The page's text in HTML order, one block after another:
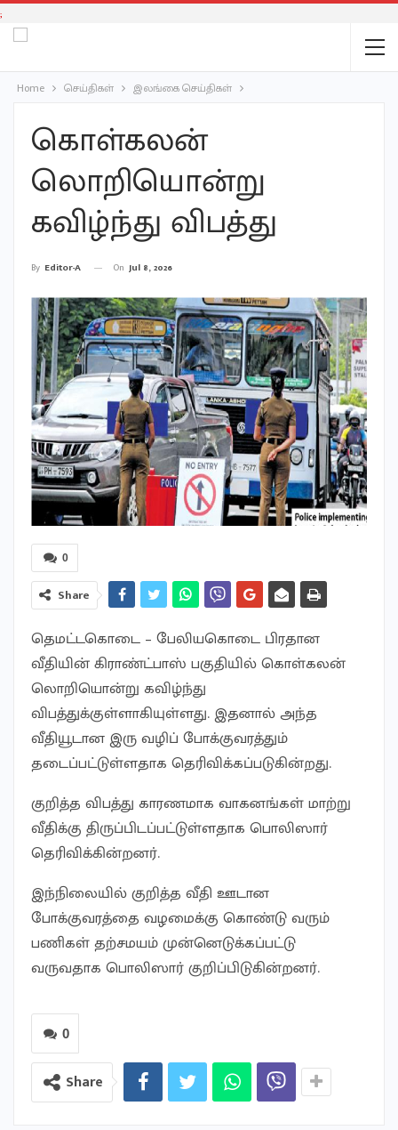
;
Home செய்திகள் இலங்கை செய்திகள்
கொள்கலன்
லொறியொன்று
கவிழ்ந்து விபத்து
By Editor-A On Jul 8, 2026
0
Share
தெமட்டகொடை – பேலியகொடை பிரதான
வீதியின் கிராண்ட்பாஸ் பகுதியில் கொள்கலன்
லொறியொன்று கவிழ்ந்து
விபத்துக்குள்ளாகியுள்ளது. இதனால் அந்த
வீதியூடான இரு வழிப் போக்குவரத்தும்
தடைப்பட்டுள்ளதாக தெரிவிக்கப்படுகின்றது.
குறித்த விபத்து காரணமாக வாகனங்கள் மாற்று
வீதிக்கு திருப்பிடப்பட்டுள்ளதாக பொலிஸார்
தெரிவிக்கின்றனர்.
இந்நிலையில் குறித்த வீதி ஊடான
போக்குவரத்தை வழமைக்கு கொண்டு வரும்
பணிகள் தற்சமயம் முன்னெடுக்கப்பட்டு
வருவதாக பொலிஸார் குறிப்பிடுகின்றனர்.
0
Share